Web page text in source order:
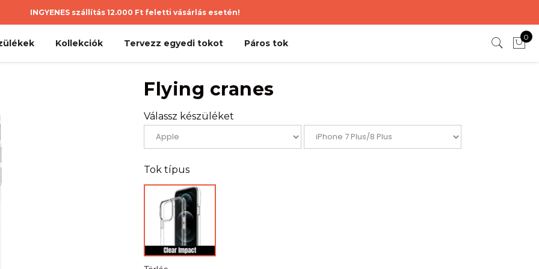
INGYENES szállítás 12.000 Ft feletti vásárlás esetén!
Kollekciók Tervezz egyedi tokot Páros tok
0
Flying cranes
Válassz készüléket
Tok típus